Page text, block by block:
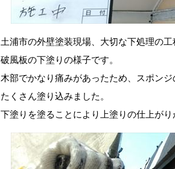
土浦市の外壁塗装現場、大切な下処理の
破風板の下塗りの様子です。
木部でかなり痛みがあったため、スポン
たくさん塗り込みました。
下塗りを塗ることにより上塗りの仕上がり